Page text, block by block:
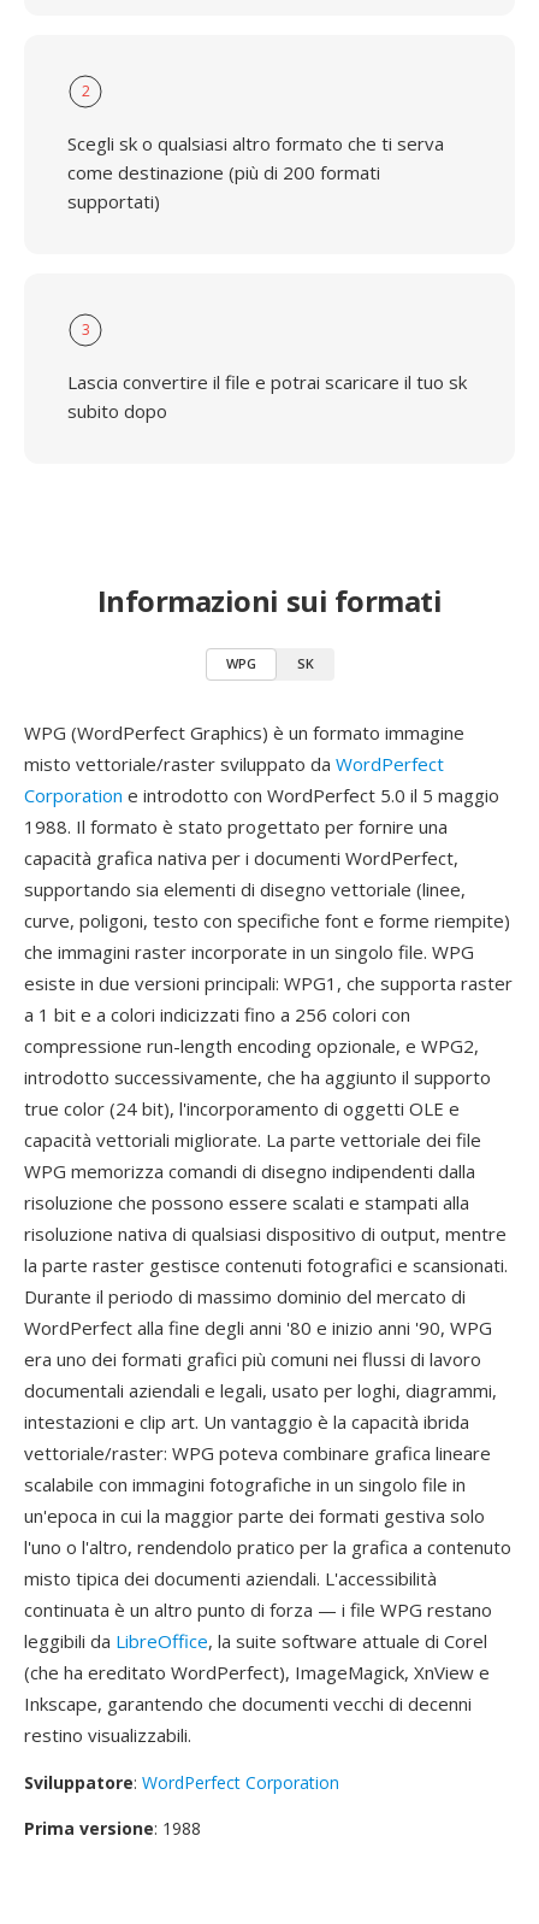
2
Scegli sk o qualsiasi altro formato che ti serva
come destinazione (più di 200 formati
supportati)
3
Lascia convertire il file e potrai scaricare il tuo sk
subito dopo
Informazioni sui formati
WPG SK
WPG (WordPerfect Graphics) è un formato immagine
misto vettoriale/raster sviluppato da WordPerfect
Corporation e introdotto con WordPerfect 5.0 il 5 maggio
1988. Il formato è stato progettato per fornire una
capacità grafica nativa per i documenti WordPerfect,
supportando sia elementi di disegno vettoriale (linee,
curve, poligoni, testo con specifiche font e forme riempite)
che immagini raster incorporate in un singolo file. WPG
esiste in due versioni principali: WPG1, che supporta raster
a 1 bit e a colori indicizzati fino a 256 colori con
compressione run-length encoding opzionale, e WPG2,
introdotto successivamente, che ha aggiunto il supporto
true color (24 bit), l'incorporamento di oggetti OLE e
capacità vettoriali migliorate. La parte vettoriale dei file
WPG memorizza comandi di disegno indipendenti dalla
risoluzione che possono essere scalati e stampati alla
risoluzione nativa di qualsiasi dispositivo di output, mentre
la parte raster gestisce contenuti fotografici e scansionati.
Durante il periodo di massimo dominio del mercato di
WordPerfect alla fine degli anni '80 e inizio anni '90, WPG
era uno dei formati grafici più comuni nei flussi di lavoro
documentali aziendali e legali, usato per loghi, diagrammi,
intestazioni e clip art. Un vantaggio è la capacità ibrida
vettoriale/raster: WPG poteva combinare grafica lineare
scalabile con immagini fotografiche in un singolo file in
un'epoca in cui la maggior parte dei formati gestiva solo
l'uno o l'altro, rendendolo pratico per la grafica a contenuto
misto tipica dei documenti aziendali. L'accessibilità
continuata è un altro punto di forza — i file WPG restano
leggibili da LibreOffice, la suite software attuale di Corel
(che ha ereditato WordPerfect), ImageMagick, XnView e
Inkscape, garantendo che documenti vecchi di decenni
restino visualizzabili.
Sviluppatore: WordPerfect Corporation
Prima versione: 1988